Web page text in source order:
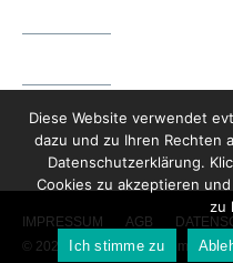
IMPRESSUM AGB
© 2026 CAD-Agentur Lehmann
Diese Website verwendet
dazu und zu Ihren Rechten
Datenschutzerklärung.
Cookies zu akzeptieren
zu
Ich stimme zu